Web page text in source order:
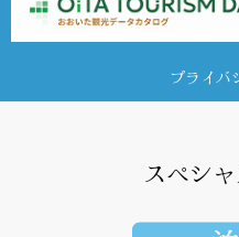
プライバ
スペシ